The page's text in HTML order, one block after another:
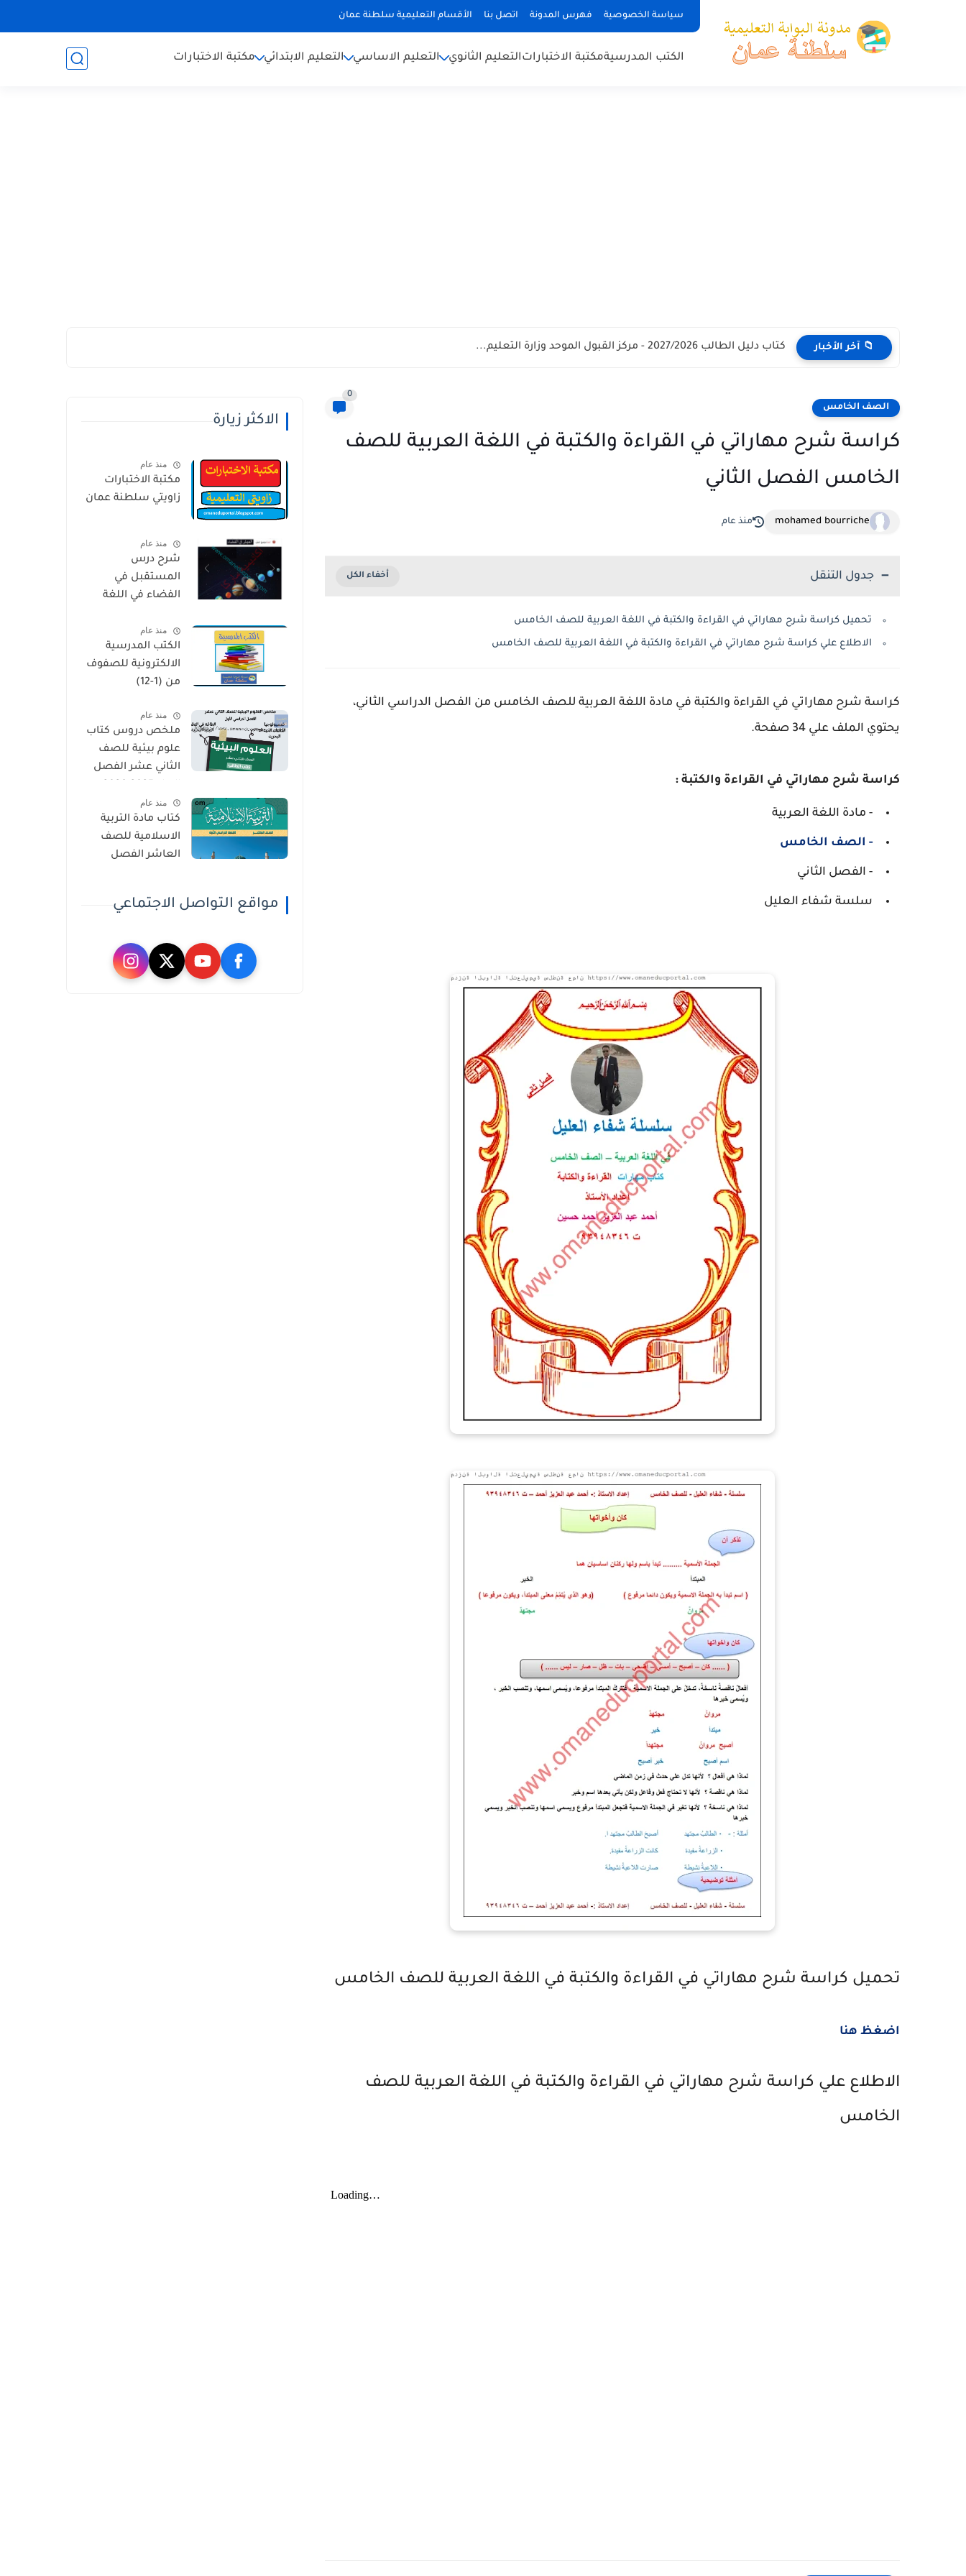
سياسة الخصوصية فهرس المدونة اتصل بنا الأقسام التعليمية سلطنة عمان
الكتب المدرسيةمكتبة الاختباراتالتعليم الثانوي التعليم الاساسي التعليم الابتدائي مكتبة الاختبارات
📁 آخر الأخبار كتاب دليل الطالب 2027/2026 - مركز القبول الموحد وزارة التعليم...
الصف الخامس
0
كراسة شرح مهاراتي في القراءة والكتبة في اللغة العربية للصف
الخامس الفصل الثاني
mohamed bourriche منذ عام
جدول التنقل
تحميل كراسة شرح مهاراتي في القراءة والكتبة في اللغة العربية للصف الخامس
الاطلاع علي كراسة شرح مهاراتي في القراءة والكتبة في اللغة العربية للصف الخامس
كراسة شرح مهاراتي في القراءة والكتبة في مادة اللغة العربية للصف الخامس من الفصل الدراسي الثاني،
يحتوي الملف علي 34 صفحة.
كراسة شرح مهاراتي في القراءة والكتبة :
- مادة اللغة العربية
- الصف الخامس
- الفصل الثاني
سلسة شفاء العليل
تحميل كراسة شرح مهاراتي في القراءة والكتبة في اللغة العربية للصف الخامس
اضغظ هنا
الاطلاع علي كراسة شرح مهاراتي في القراءة والكتبة في اللغة العربية للصف
الخامس
الاكثر زيارة
منذ عام
مكتبة الاختبارات
زاويتي سلطنة عمان
منذ عام
شرح درس
المستقبل في
الفضاء في اللغة
الخامس الفصل
الثاني
منذ عام
الكتب المدرسية
الالكترونية للصفوف
من (1-12)
منذ عام
ملخص دروس كتاب
علوم بيئية للصف
الثاني عشر الفصل
منذ عام
كتاب مادة التربية
الاسلامية للصف
العاشر الفصل
مواقع التواصل الاجتماعي